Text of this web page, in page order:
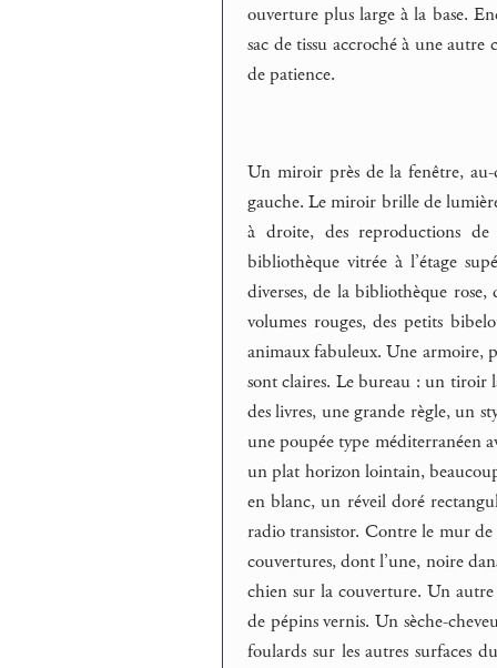
ouverture plus large à la base.
sac de tissu accroché à une
de patience.
Un miroir près de la fenêtre, au-
gauche. Le miroir brille de
à droite, des reproductions
bibliothèque vitrée à l’étage
diverses, de la bibliothèque
volumes rouges, des petits
animaux fabuleux. Une armoire,
sont claires. Le bureau : un tiroir
des livres, une grande règle, un
une poupée type méditerranéen
un plat horizon lointain,
en blanc, un réveil doré
radio transistor. Contre le mur de
couvertures, dont l’une, noire
chien sur la couverture. Un
de pépins vernis. Un sèche-
foulards sur les autres surfaces